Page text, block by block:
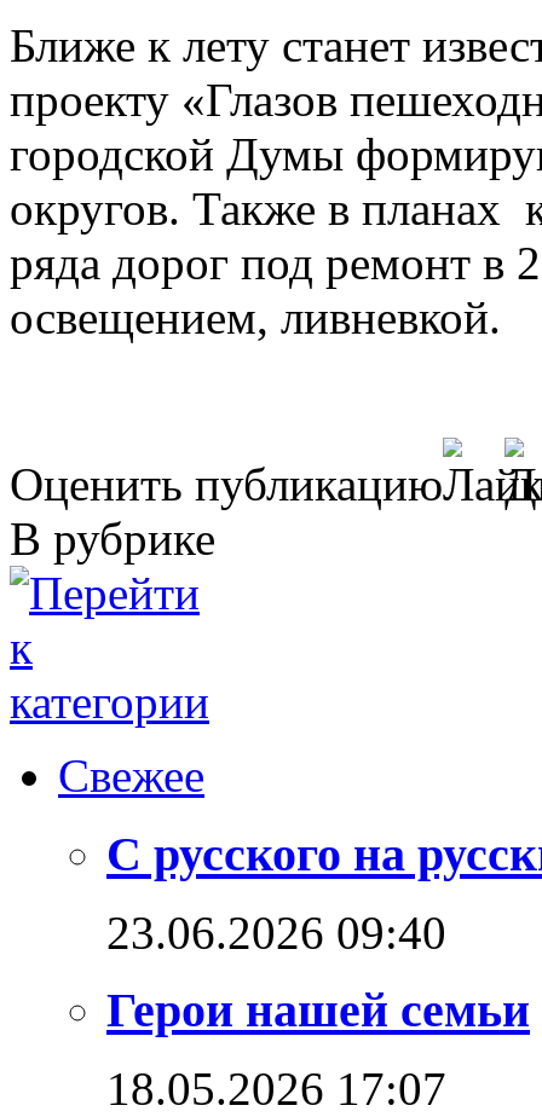
Ближе к лету станет
проекту «Глазов
городской Думы
округов. Также в планах
ряда дорог под ремонт в
освещением, ливневкой.
Оценить публикацию
В рубрике
Свежее
С русского на
23.06.2026 09:40
Герои нашей семьи
18.05.2026 17:07